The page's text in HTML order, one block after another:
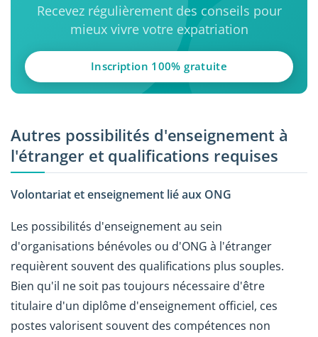
Recevez régulièrement des conseils pour
mieux vivre votre expatriation
Inscription 100% gratuite
Autres possibilités d'enseignement à
l'étranger et qualifications requises
Volontariat et enseignement lié aux ONG
Les possibilités d'enseignement au sein
d'organisations bénévoles ou d'ONG à l'étranger
requièrent souvent des qualifications plus souples.
Bien qu'il ne soit pas toujours nécessaire d'être
titulaire d'un diplôme d'enseignement officiel, ces
postes valorisent souvent des compétences non